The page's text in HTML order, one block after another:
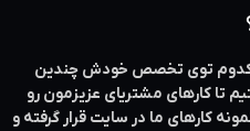
توی تخصص خودش چندین
تا کارهای مشتریای عزیزمون رو
کارهای ما در سایت قرار گرفته و